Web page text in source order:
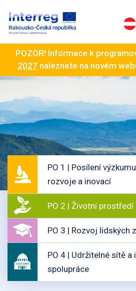
POZOR! Informace k
2027 naleznete na novém
PO 1 | Posílení
rozvoje a inovací
PO 2 | Životní
PO 3 | Rozvoj lidských
PO 4 | Udržitelné sítě
spolupráce